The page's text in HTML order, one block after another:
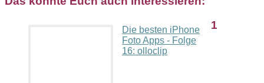
Die besten iPhone
Foto Apps - Folge
16: olloclip
1